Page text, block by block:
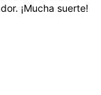
¡Mucha suerte!